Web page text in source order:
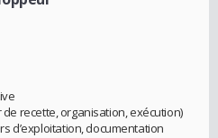
recette, organisation, exécution)
d’exploitation, documentation